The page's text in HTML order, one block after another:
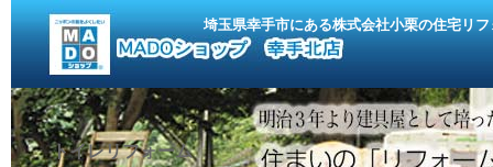
埼玉県幸手市にある株式会社小栗の住宅リ
トイレリフォーム